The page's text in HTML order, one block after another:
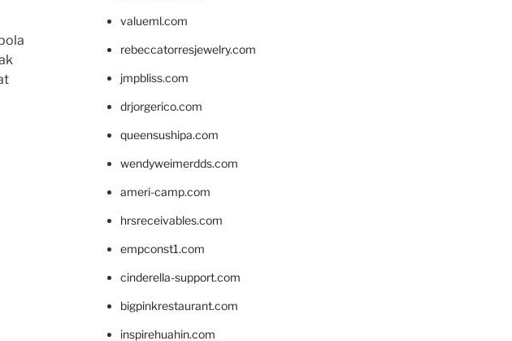
valueml.com
rebeccatorresjewelry.com
jmpbliss.com
drjorgerico.com
queensushipa.com
wendyweimerdds.com
ameri-camp.com
hrsreceivables.com
empconst1.com
cinderella-support.com
bigpinkrestaurant.com
inspirehuahin.com